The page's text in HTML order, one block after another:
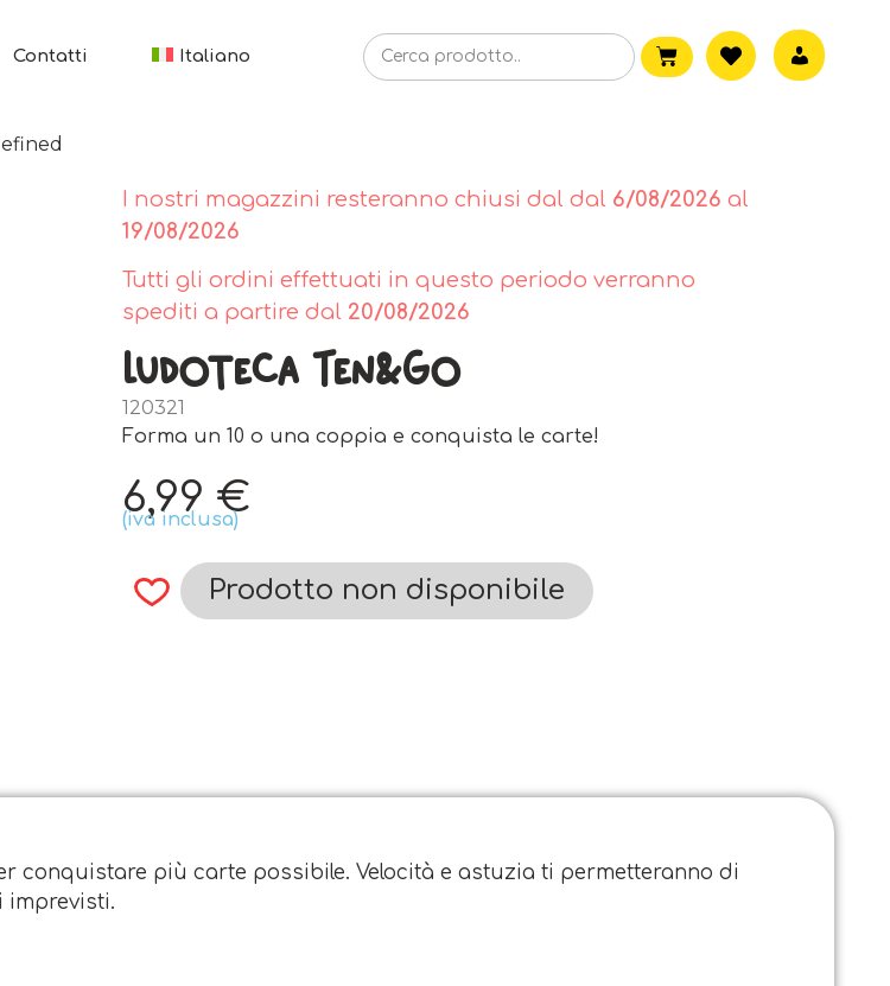
Contatti Italiano
I nostri magazzini resteranno chiusi dal dal 6/08/2026 al
19/08/2026
Tutti gli ordini effettuati in questo periodo verranno
spediti a partire dal 20/08/2026
Ludoteca Ten&Go
120321
Forma un 10 o una coppia e conquista le carte!
6,99 €
(iva inclusa)
Prodotto non disponibile
conquistare più carte possibile. Velocità e astuzia ti permetteranno di
imprevisti.